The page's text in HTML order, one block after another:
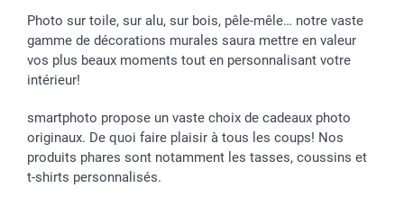
Stickers & Etiquettes
Chèque Cadeau
Affiliation
Investor Relations
B2B smartbusiness
Droit de rétractation
Confirmation ou communion
Mariage
Fête d'anniversaire
Collection naissance
Tous les évènements
Livraison en 48 heures
Modes de Paiement
Identifiez-vous
Plan du site
Statut de ma commande
smarfriends
smartgarantie
smartbonus
Photo sur toile, sur alu, sur bois, pêle-mêle… notre vaste
gamme de décorations murales saura mettre en valeur
vos plus beaux moments tout en personnalisant votre
intérieur!
smartphoto propose un vaste choix de cadeaux photo
originaux. De quoi faire plaisir à tous les coups! Nos
produits phares sont notamment les tasses, coussins et
t-shirts personnalisés.